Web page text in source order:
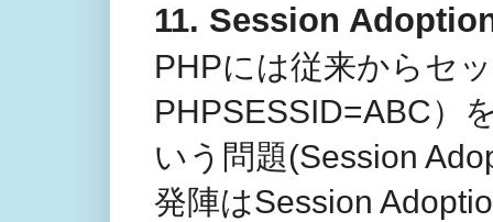
11. Session
PHPには従来からセ
PHPSESSID=ABC）
いう問題(Session
発陣はSession